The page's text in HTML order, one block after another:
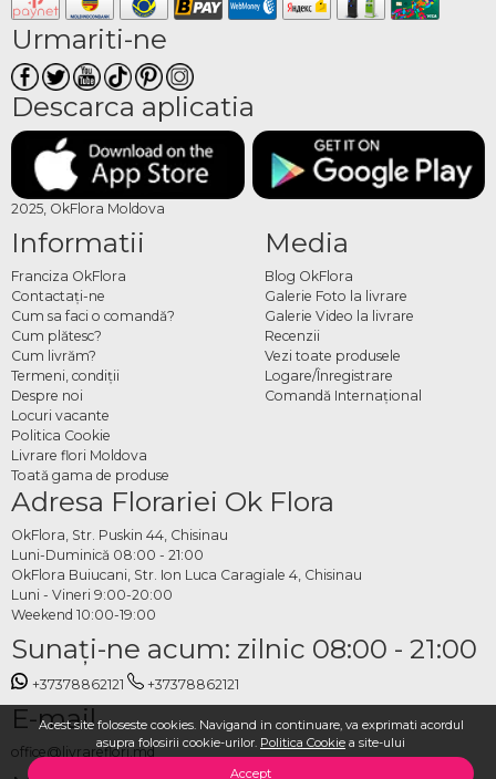
Acest site foloseste cookies. Navigand in continuare, va exprimati acordul
asupra folosirii cookie-urilor. Politica Cookie a site-ului
Accept
Urmariti-ne
Descarca aplicatia
2025, OkFlora Moldova
Informatii
Franciza OkFlora
Contactaţi-ne
Cum sa faci o comandă?
Cum plătesc?
Cum livrăm?
Termeni, condiţii
Despre noi
Locuri vacante
Politica Cookie
Livrare flori Moldova
Toată gama de produse
Media
Blog OkFlora
Galerie Foto la livrare
Galerie Video la livrare
Recenzii
Vezi toate produsele
Logare/Înregistrare
Comandă Internațional
Adresa Florariei Ok Flora
OkFlora, Str. Puskin 44, Chisinau
Luni-Duminică 08:00 - 21:00
OkFlora Buiucani, Str. Ion Luca Caragiale 4, Chisinau
Luni - Vineri 9:00-20:00
Weekend 10:00-19:00
Sunaţi-ne acum: zilnic 08:00 - 21:00
+37378862121 +37378862121
E-mail
office@livrareflori.md